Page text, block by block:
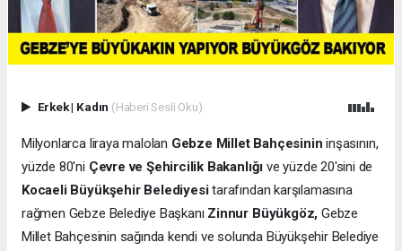
Erkek| Kadın (Haberi Sesli Oku)
Milyonlarca liraya malolan Gebze Millet Bahçesinin inşasının,
yüzde 80'ni Çevre ve Şehircilik Bakanlığı ve yüzde 20'sini de
Kocaeli Büyükşehir Belediyesitarafından karşılamasına
rağmen Gebze Belediye Başkanı Zinnur Büyükgöz, Gebze
Millet Bahçesinin sağında kendi ve solunda Büyükşehir Belediye